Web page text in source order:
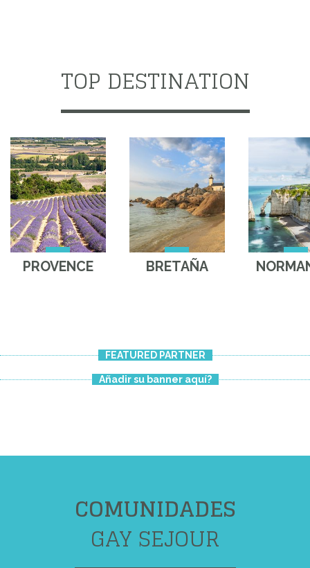
TOP DESTINATION
PROVENCE BRETAÑA
FEATURED PARTNER
Añadir su banner aquí?
COMUNIDADES
GAY SEJOUR